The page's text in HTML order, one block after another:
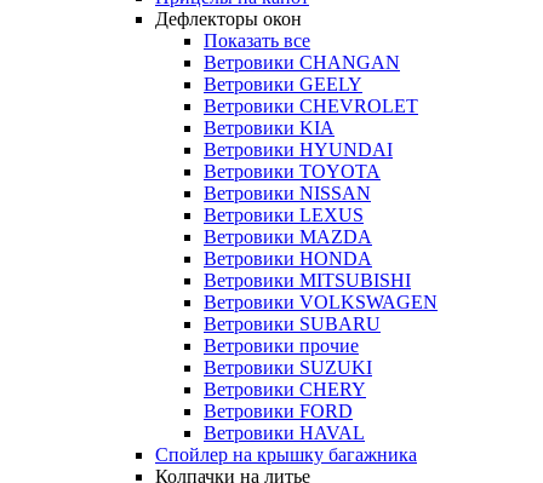
Дефлекторы окон
Показать все
Ветровики CHANGAN
Ветровики GEELY
Ветровики CHEVROLET
Ветровики KIA
Ветровики HYUNDAI
Ветровики TOYOTA
Ветровики NISSAN
Ветровики LEXUS
Ветровики MAZDA
Ветровики HONDA
Ветровики MITSUBISHI
Ветровики VOLKSWAGEN
Ветровики SUBARU
Ветровики прочие
Ветровики SUZUKI
Ветровики CHERY
Ветровики FORD
Ветровики HAVAL
Спойлер на крышку багажника
Колпачки на литье